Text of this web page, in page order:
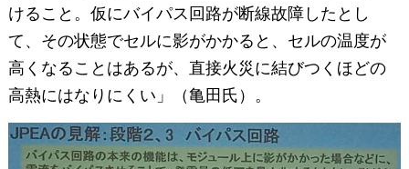
けること。仮にバイパス回路が断線故障したとし
て、その状態でセルに影がかかると、セルの温度が
高くなることはあるが、直接火災に結びつくほどの
高熱にはなりにくい」（亀田氏）。